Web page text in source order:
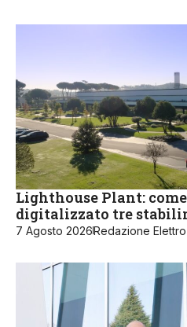
Lighthouse Plant:
digitalizzato tre
7 Agosto 2026Redazione Elettro